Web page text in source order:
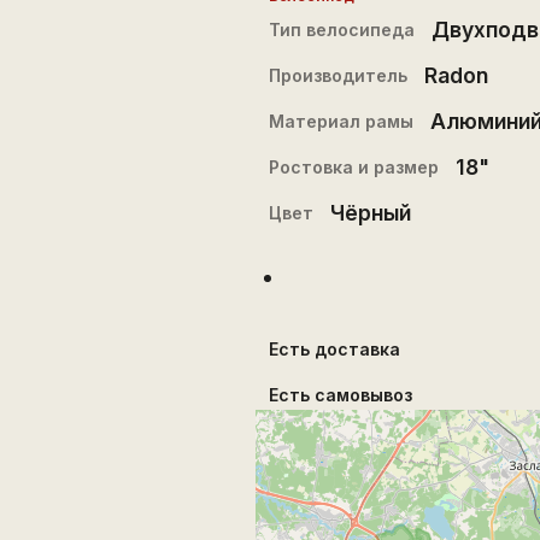
Тип велосипеда
Производитель Radon
Материал рамы
Ростовка и размер 18"
Цвет Чёрный
Есть доставка
Есть самовывоз